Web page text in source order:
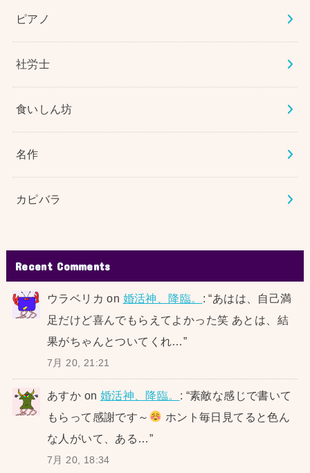
ピアノ
社労士
食いしん坊
名作
カピバラ
Recent Comments
ウラベリカ on 婚活神、降臨。 : “あはは、自己満
足だけど喜んでもらえてよかった笑 あとは、結
果がちゃんとついてくれ… ”
7月 20, 21:21
あすか on 婚活神、降臨。 : “素敵な感じで書いて
もらって感謝です～
ホント毎日見てると色ん
な人がいて、ある…”
7月 20, 18:34